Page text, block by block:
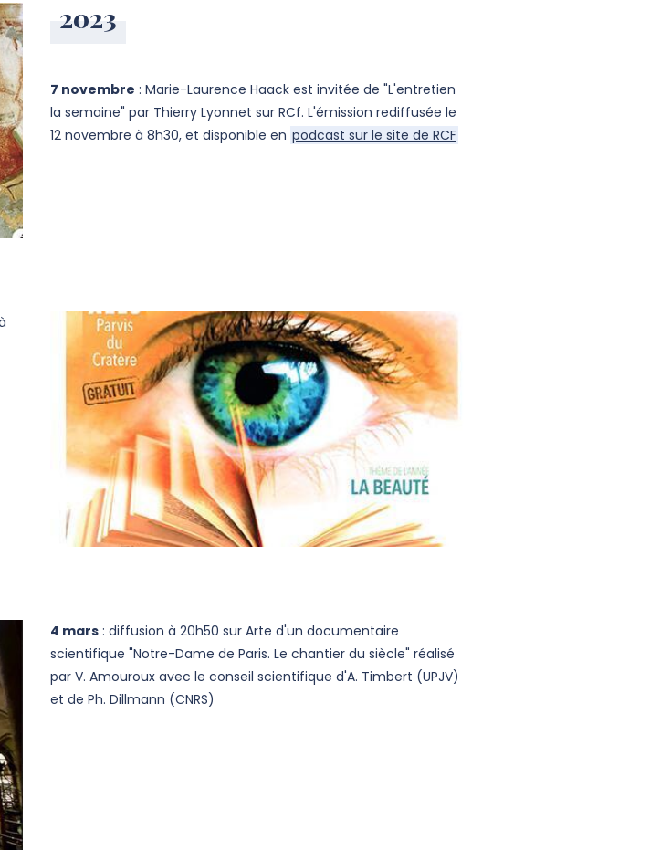
2023
7 novembre : Marie-Laurence Haack est invitée de "L'entretien
la semaine" par Thierry Lyonnet sur RCf. L'émission rediffusée le
12 novembre à 8h30, et disponible en podcast sur le site de RCF
4 mars : diffusion à 20h50 sur Arte d'un documentaire
scientifique "Notre-Dame de Paris. Le chantier du siècle" réalisé
par V. Amouroux avec le conseil scientifique d'A. Timbert (UPJV)
et de Ph. Dillmann (CNRS)